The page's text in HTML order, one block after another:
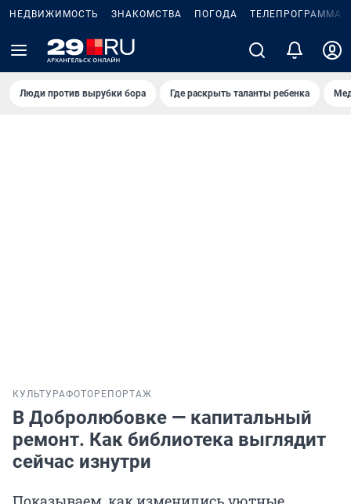
НЕДВИЖИМОСТЬ ЗНАКОМСТВА ПОГОДА ТЕЛЕПРОГРАММА
Люди против вырубки бора Где раскрыть таланты ребенка
КУЛЬТУРАФОТОРЕПОРТАЖ
В Добролюбовке — капитальный
ремонт. Как библиотека выглядит
сейчас изнутри